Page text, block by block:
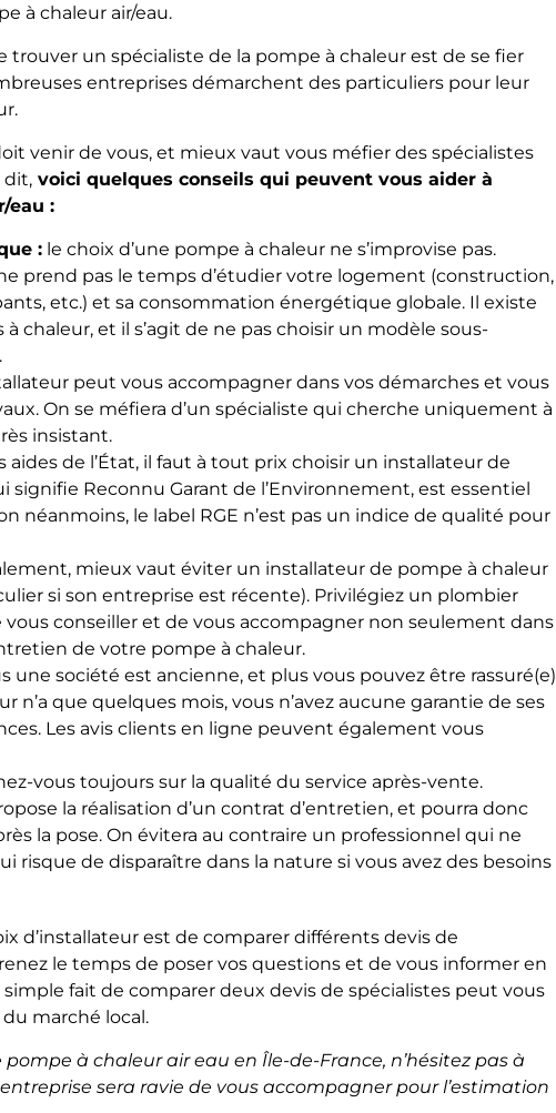
à chaleur air/eau.
un spécialiste de la pompe à chaleur est de se fier
entreprises démarchent des particuliers pour leur
venir de vous, et mieux vaut vous méfier des spécialistes
dit,voici quelques conseils qui peuvent vous aider à
eau :
:le choix d’une pompe à chaleur ne s’improvise pas.
prend pas le temps d’étudier votre logement (construction,
etc.) et sa consommation énergétique globale. Il existe
chaleur, et il s’agit de ne pas choisir un modèle sous-
peut vous accompagner dans vos démarches et vous
On se méfiera d’un spécialiste qui cherche uniquement à
insistant.
de l’État, il faut à tout prix choisir un installateur de
signifie Reconnu Garant de l’Environnement, est essentiel
néanmoins, le label RGE n’est pas un indice de qualité pour
mieux vaut éviter un installateur de pompe à chaleur
si son entreprise est récente). Privilégiez un plombier
conseiller et de vous accompagner non seulement dans
de votre pompe à chaleur.
une société est ancienne, et plus vous pouvez être rassuré(e)
n’a que quelques mois, vous n’avez aucune garantie de ses
Les avis clients en ligne peuvent également vous
vous toujours sur la qualité du service après-vente.
la réalisation d’un contrat d’entretien, et pourra donc
la pose. On évitera au contraire un professionnel qui ne
risque de disparaître dans la nature si vous avez des besoins
d’installateur est de comparer différents devis de
le temps de poser vos questions et de vous informer en
fait de comparer deux devis de spécialistes peut vous
marché local.
à chaleur air eau en Île-de-France, n’hésitez pas à
sera ravie de vous accompagner pour l’estimation